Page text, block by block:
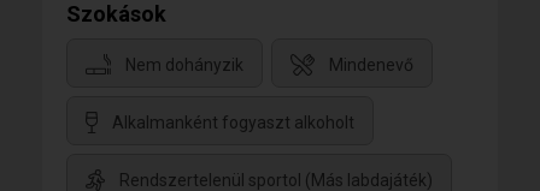
Szokások
Nem dohányzik Mindenevő
Alkalmanként fogyaszt alkoholt
Rendszertelenül sportol (Más labdajáték)